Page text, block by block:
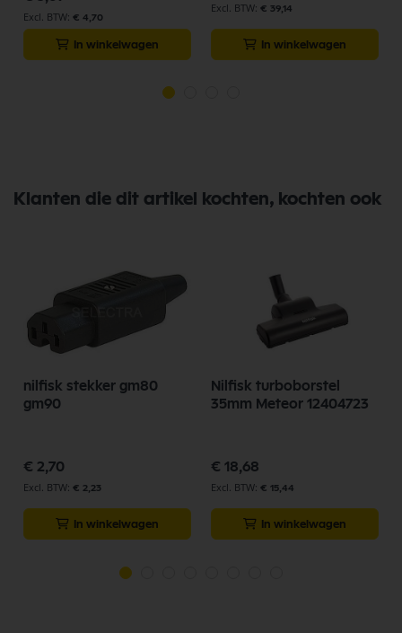
€ 4,70
In winkelwagen
€ 39,14
In winkelwagen
Klanten die dit artikel kochten, kochten ook
nilfisk stekker gm80
gm90
€ 2,70
€ 2,23
In winkelwagen
Nilfisk turboborstel
35mm Meteor 12404723
€ 18,68
€ 15,44
In winkelwagen